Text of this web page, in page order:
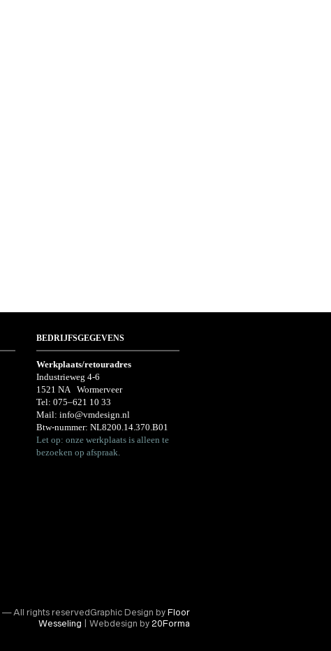
BEDRIJFSGEGEVENS
Werkplaats/retouradres
Industrieweg 4-6
1521 NA Wormerveer
Tel: 075–621 10 33
Mail: info@vmdesign.nl
Btw-nummer: NL8200.14.370.B01
Let op: onze werkplaats is alleen te
bezoeken op afspraak.
— All rights reservedGraphic Design by Floor
Wesseling | Webdesign by 20Forma